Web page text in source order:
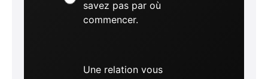
savez pas par où
commencer.
Une relation vous